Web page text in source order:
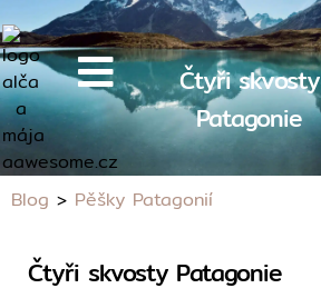
Čtyři skvosty
Patagonie
Blog > Pěšky Patagonií
Čtyři skvosty Patagonie